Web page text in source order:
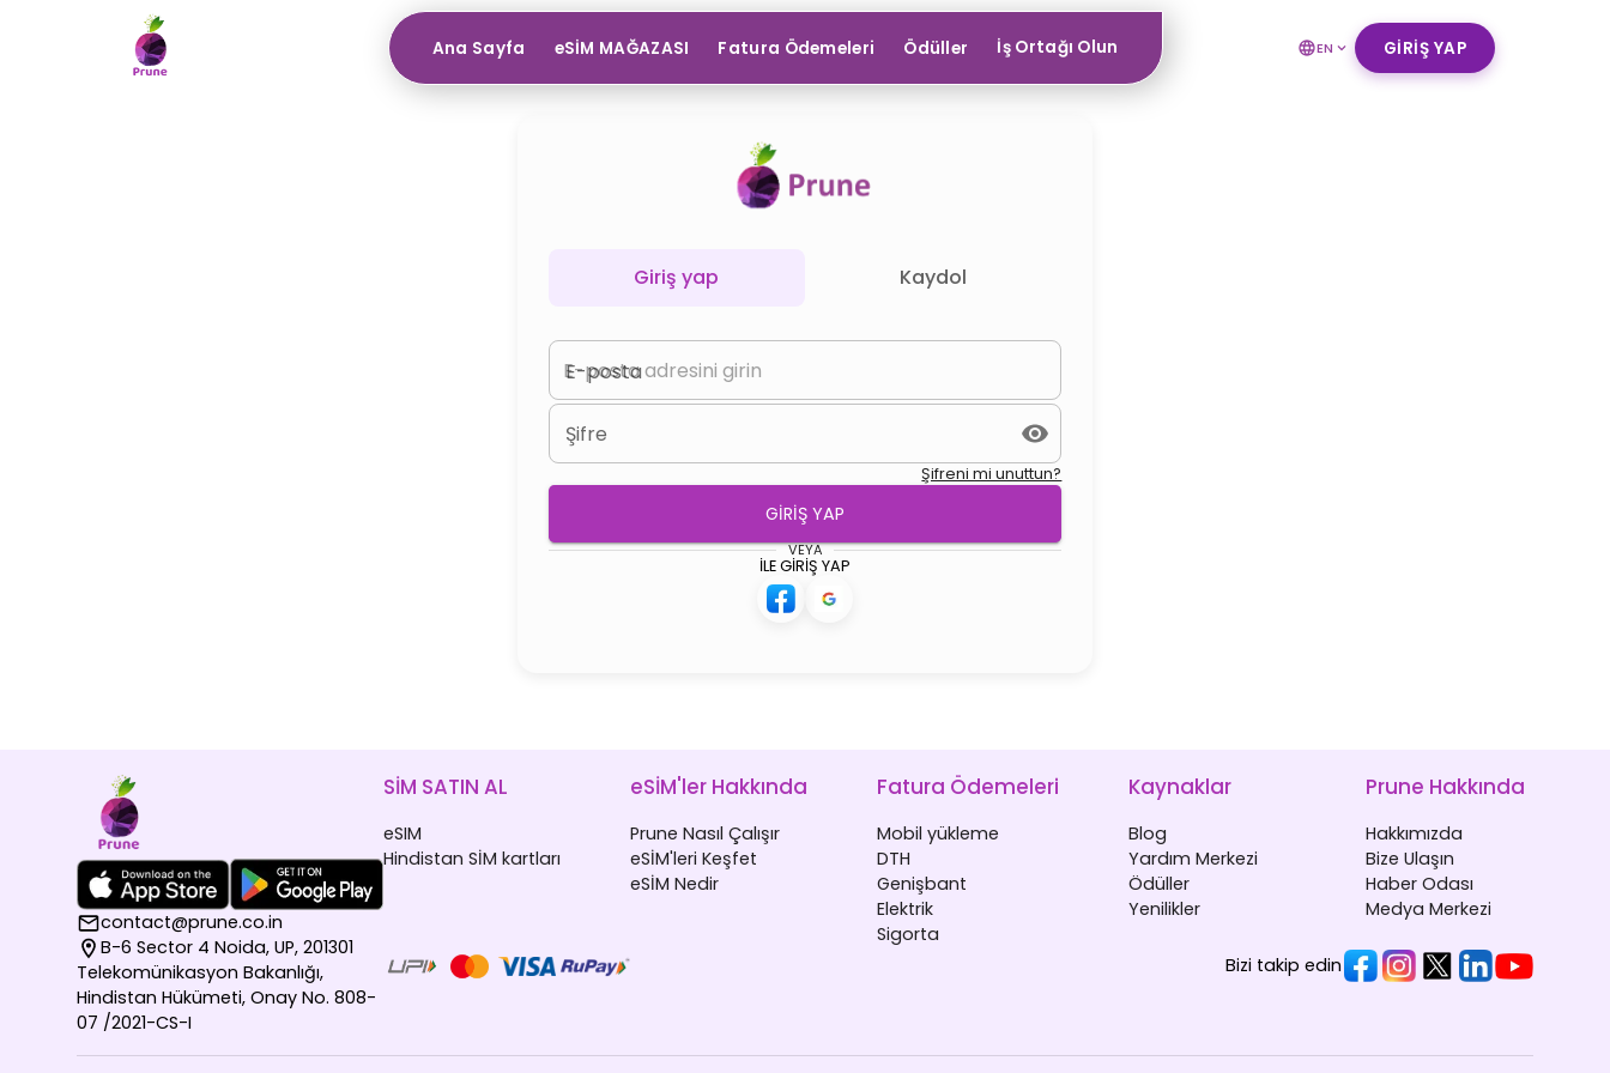
Ana Sayfa eSİM MAĞAZASI Fatura Ödemeleri Ödüller İş Ortağı Olun EN GIRIŞ YAP
Giriş yap Kaydol
E-posta
Şifre
Şifreni mi unuttun?
GİRİŞ YAP
VEYA
ILE GIRIŞ YAP
contact@prune.co.in
B-6 Sector 4 Noida, UP, 201301
Telekomünikasyon Bakanlığı,
Hindistan Hükümeti, Onay No. 808-
07 /2021-CS-I
SİM SATIN AL
eSIM
Hindistan SİM kartları
eSİM'ler Hakkında
Prune Nasıl Çalışır
eSİM'leri Keşfet
eSİM Nedir
Fatura Ödemeleri
Mobil yükleme
DTH
Genişbant
Elektrik
Sigorta
Kaynaklar
Blog
Yardım Merkezi
Ödüller
Yenilikler
Prune Hakkında
Hakkımızda
Bize Ulaşın
Haber Odası
Medya Merkezi
Bizi takip edin